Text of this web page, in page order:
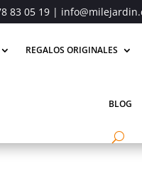
83 05 19|
REGALOS ORIGINALES
BLOG